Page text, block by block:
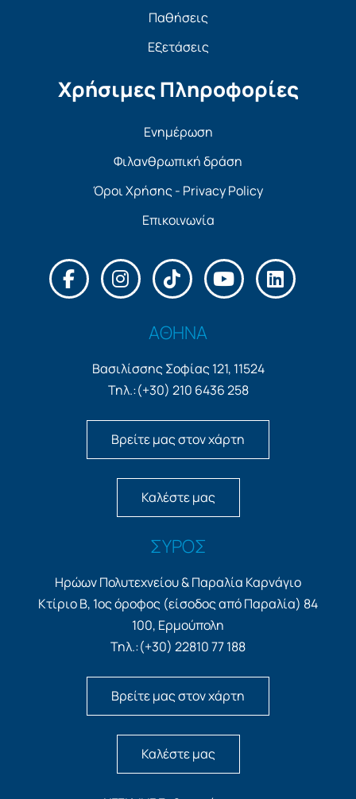
Παθήσεις
Εξετάσεις
Χρήσιμες Πληροφορίες
Ενημέρωση
Φιλανθρωπική δράση
Όροι Χρήσης - Privacy Policy
Επικοινωνία
ΑΘΗΝΑ
Βασιλίσσης Σοφίας 121, 11524
Τηλ.:(+30) 210 6436 258
Βρείτε μας στον χάρτη
Καλέστε μας
ΣΥΡΟΣ
Ηρώων Πολυτεχνείου & Παραλία Καρνάγιο
Κτίριο Β, 1ος όροφος (είσοδος από Παραλία) 84
100, Ερμούπολη
Τηλ.:(+30) 22810 77 188
Βρείτε μας στον χάρτη
Καλέστε μας